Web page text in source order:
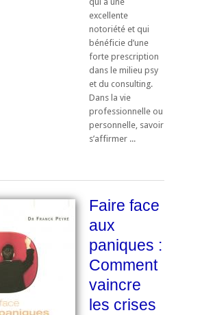
excellente
notoriété et qui
bénéficie d’une
forte prescription
dans le milieu psy
et du consulting.
Dans la vie
professionnelle ou
personnelle, savoir
s’affirmer ...
Faire face
aux
paniques :
Comment
vaincre
les crises